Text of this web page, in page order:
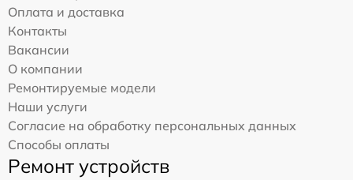
Оплата и доставка
Контакты
Вакансии
О компании
Ремонтируемые модели
Наши услуги
Согласие на обработку персональных данных
Способы оплаты
Ремонт устройств